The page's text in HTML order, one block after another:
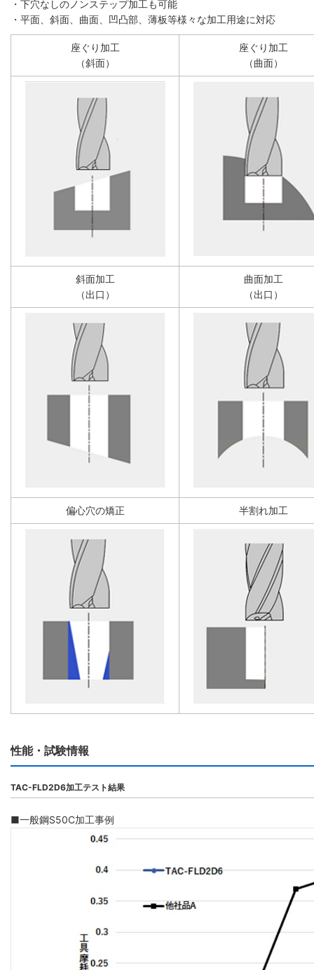
・下穴なしのノンステップ加工も可能
・平面、斜面、曲面、凹凸部、薄板等様々な加工用途に対応
座ぐり加工
（斜面）
座ぐり加工
（曲面）
斜面加工
（出口）
曲面加工
（出口）
偏心穴の矯正 半割れ加工
性能・試験情報
TAC-FLD2D6加工テスト結果
■一般鋼S50C加工事例